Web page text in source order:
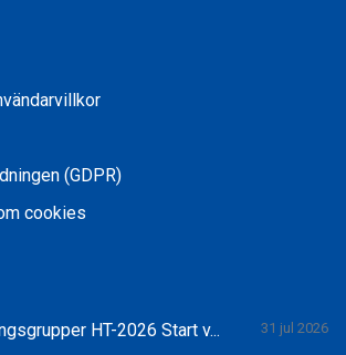
(GDPR)
cookies
HT-2026 Start v... 31 jul 2026